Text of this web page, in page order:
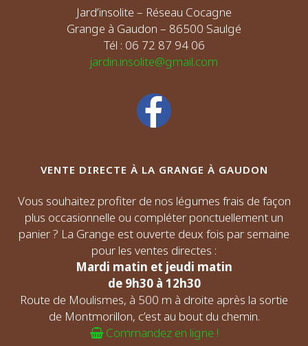
Jard’insolite – Réseau Cocagne
Grange à Gaudon – 86500 Saulgé
Tél : 06 72 87 94 06
jardin.insolite@gmail.com
VENTE DIRECTE À LA GRANGE À GAUDON
Vous souhaitez profiter de nos légumes frais de façon
plus occasionnelle ou compléter ponctuellement un
panier ? La Grange est ouverte deux fois par semaine
pour les ventes directes :
Mardi matin et jeudi matin
de 9h30 à 12h30
Route de Moulismes, à 500 m à droite après la sortie
de Montmorillon, c’est au bout du chemin.
Commandez en ligne !